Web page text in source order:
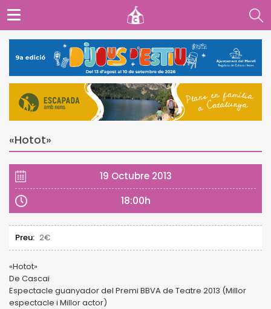
«Hotot»
19 Octubre 2013
18:00h
Preu: 2€
«Hotot»
De Cascai
Espectacle guanyador del Premi BBVA de Teatre 2013 (Millor
espectacle i Millor actor)